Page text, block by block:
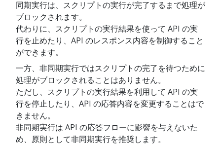
同期実行は、スクリプトの実行が完了するまで処理が
ブロックされます。
代わりに、スクリプトの実行結果を使って API の実
行を止めたり、API のレスポンス内容を制御すること
ができます。
一方、非同期実行ではスクリプトの完了を待つために
処理がブロックされることはありません。
ただし、スクリプトの実行結果を利用して API の実
行を停止したり、API の応答内容を変更することはで
きません。
非同期実行は API の応答フローに影響を与えないた
め、原則として非同期実行を推奨します。